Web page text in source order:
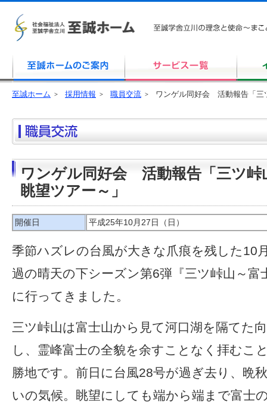
至誠ホーム 採用情報 職員交流 ワンゲル同好会 活動報告「
ワンゲル同好会 活動報告「三ツ
眺望ツアー～」
開催日 平成25年10月27日（日）
季節ハズレの台風が大きな爪痕を残した10
過の晴天の下シーズン第6弾『三ツ峠山～富
に行ってきました。
三ツ峠山は富士山から見て河口湖を隔てた
し、霊峰富士の全貌を余すことなく拝むこ
勝地です。前日に台風28号が過ぎ去り、晩
いの気候。眺望にしても端から端まで富士